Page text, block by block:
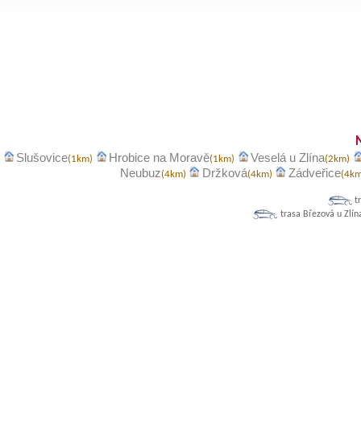
Slušovice(1km) Hrobice na Moravě(1km) Veselá u Zlína(2km)
Neubuz(4km) Držková(4km) Zádveřice
trasa Březová u